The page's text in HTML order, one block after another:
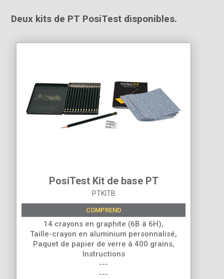
Deux kits de PT PosiTest disponibles.
PosiTest Kit de base PT
PTKITB
COMPREND
14 crayons en graphite (6B à 6H),
Taille-crayon en aluminium personnalisé,
Paquet de papier de verre à 400 grains,
Instructions
---
---